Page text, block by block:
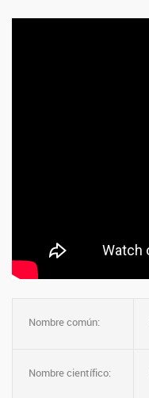
Nombre común:
Nombre científico: